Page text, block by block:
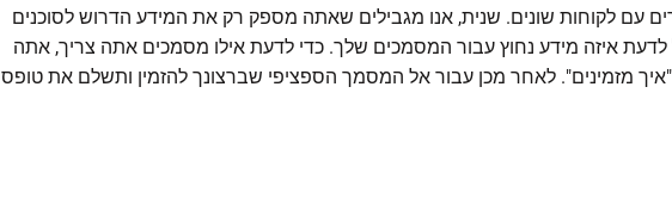
עם לקוחות שונים. שנית, אנו מגבילים שאתה מספק רק את המידע הדרוש לסוכנים
לדעת איזה מידע נחוץ עבור המסמכים שלך. כדי לדעת אילו מסמכים אתה צריך, אתה
מזמינים". לאחר מכן עבור אל המסמך הספציפי שברצונך להזמין ותשלם את טופס